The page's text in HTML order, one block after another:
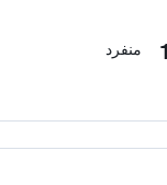
منفرد